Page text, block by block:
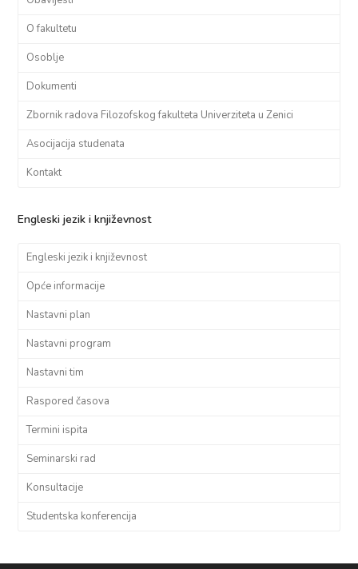
O fakultetu
Osoblje
Dokumenti
Zbornik radova Filozofskog fakulteta Univerziteta u Zenici
Asocijacija studenata
Kontakt
Engleski jezik i književnost
Engleski jezik i književnost
Opće informacije
Nastavni plan
Nastavni program
Nastavni tim
Raspored časova
Termini ispita
Seminarski rad
Konsultacije
Studentska konferencija